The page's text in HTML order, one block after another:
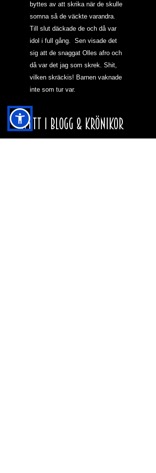
byttes av att skrika när de skulle
somna så de väckte varandra.
Till slut däckade de och då var
idol i full gång.  Sen visade det
sig att de snaggat Olles afro och
då var det jag som skrek. Shit,
vilken skräckis! Barnen vaknade
inte som tur var.
NYTT I BLOGG & KRÖNIKOR